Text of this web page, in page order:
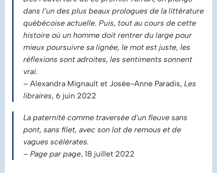
dans l’un des plus beaux prologues de la littérature
québécoise actuelle. Puis, tout au cours de cette
histoire où un homme doit rentrer du large pour
mieux poursuivre sa lignée, le mot est juste, les
réflexions sont adroites, les sentiments sonnent
vrai.
– Alexandra Mignault et Josée-Anne Paradis, Les
libraires, 6 juin 2022
La paternité comme traversée d'un fleuve sans
pont, sans filet, avec son lot de remous et de
vagues scélérates.
– Page par page, 18 juillet 2022